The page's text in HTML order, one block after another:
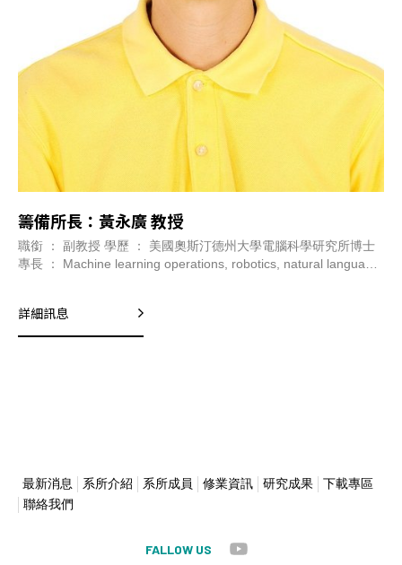
籌備所長：黃永廣 教授
職銜 ： 副教授 學歷 ： 美國奧斯汀德州大學電腦科學研究所博士
專長 ： Machine learning operations, robotics, natural language
詳細訊息
最新消息 系所介紹 系所成員 修業資訊 研究成果
下載專區
聯絡我們
FALLOW US